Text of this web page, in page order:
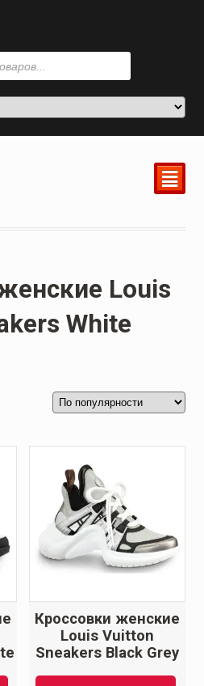
²
Louis
White
Кроссовки женские
Louis Vuitton
Sneakers Black Grey